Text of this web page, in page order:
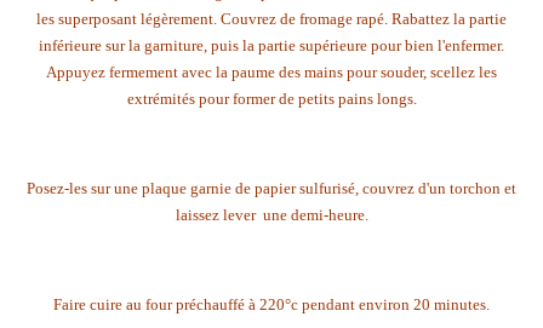
les superposant légèrement. Couvrez de fromage rapé. Rabattez la partie
inférieure sur la garniture, puis la partie supérieure pour bien l'enfermer.
Appuyez fermement avec la paume des mains pour souder, scellez les
extrémités pour former de petits pains longs.
Posez-les sur une plaque garnie de papier sulfurisé, couvrez d'un torchon et
laissez lever une demi-heure.
Faire cuire au four préchauffé à 220°c pendant environ 20 minutes.